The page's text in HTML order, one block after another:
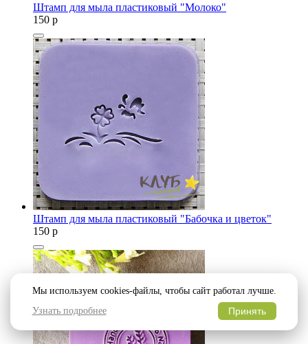
Штамп для мыла пластиковый "Молоко"
150 p
Штамп для мыла пластиковый "Бабочка и цветок"
150 p
Мы используем cookies-файлы, чтобы сайт работал лучше.
Узнать подробнее
Принять